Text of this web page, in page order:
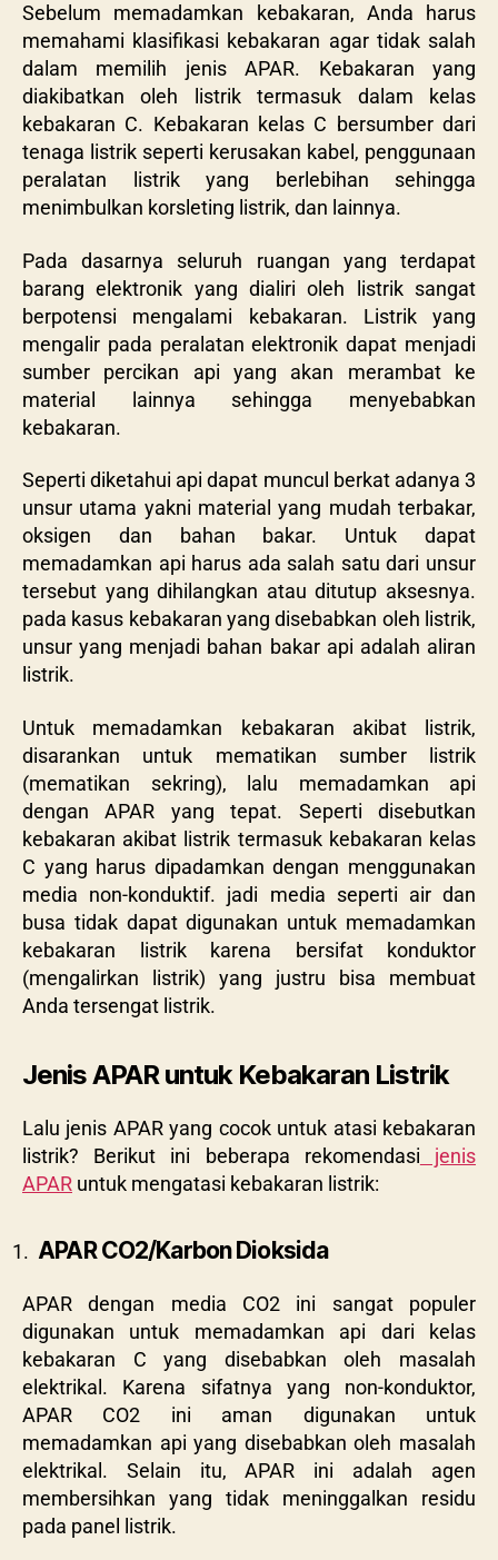
Sebelum memadamkan kebakaran, Anda harus
memahami klasifikasi kebakaran agar tidak salah
dalam memilih jenis APAR. Kebakaran yang
diakibatkan oleh listrik termasuk dalam kelas
kebakaran C. Kebakaran kelas C bersumber dari
tenaga listrik seperti kerusakan kabel, penggunaan
peralatan listrik yang berlebihan sehingga
menimbulkan korsleting listrik, dan lainnya.
Pada dasarnya seluruh ruangan yang terdapat
barang elektronik yang dialiri oleh listrik sangat
berpotensi mengalami kebakaran. Listrik yang
mengalir pada peralatan elektronik dapat menjadi
sumber percikan api yang akan merambat ke
material lainnya sehingga menyebabkan
kebakaran.
Seperti diketahui api dapat muncul berkat adanya 3
unsur utama yakni material yang mudah terbakar,
oksigen dan bahan bakar. Untuk dapat
memadamkan api harus ada salah satu dari unsur
tersebut yang dihilangkan atau ditutup aksesnya.
pada kasus kebakaran yang disebabkan oleh listrik,
unsur yang menjadi bahan bakar api adalah aliran
listrik.
Untuk memadamkan kebakaran akibat listrik,
disarankan untuk mematikan sumber listrik
(mematikan sekring), lalu memadamkan api
dengan APAR yang tepat. Seperti disebutkan
kebakaran akibat listrik termasuk kebakaran kelas
C yang harus dipadamkan dengan menggunakan
media non-konduktif. jadi media seperti air dan
busa tidak dapat digunakan untuk memadamkan
kebakaran listrik karena bersifat konduktor
(mengalirkan listrik) yang justru bisa membuat
Anda tersengat listrik.
Jenis APAR untuk Kebakaran Listrik
Lalu jenis APAR yang cocok untuk atasi kebakaran
listrik? Berikut ini beberapa rekomendasi jenis
APAR untuk mengatasi kebakaran listrik:
APAR CO2/Karbon Dioksida
APAR dengan media CO2 ini sangat populer
digunakan untuk memadamkan api dari kelas
kebakaran C yang disebabkan oleh masalah
elektrikal. Karena sifatnya yang non-konduktor,
APAR CO2 ini aman digunakan untuk
memadamkan api yang disebabkan oleh masalah
elektrikal. Selain itu, APAR ini adalah agen
membersihkan yang tidak meninggalkan residu
pada panel listrik.